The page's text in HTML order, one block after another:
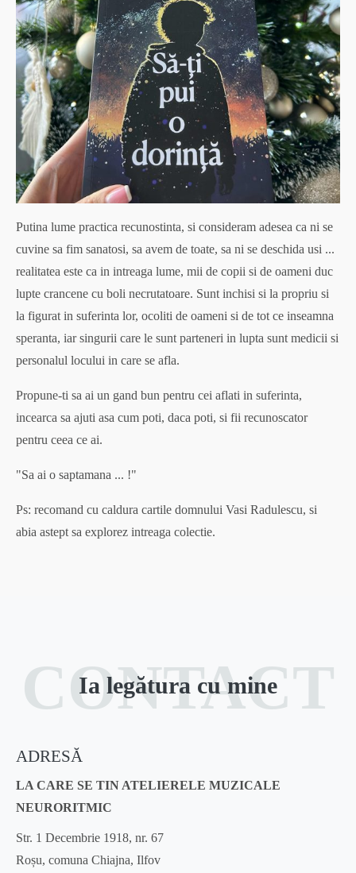
Putina lume practica recunostinta, si consideram adesea ca ni se
cuvine sa fim sanatosi, sa avem de toate, sa ni se deschida usi ...
realitatea este ca in intreaga lume, mii de copii si de oameni duc
lupte crancene cu boli necrutatoare. Sunt inchisi si la propriu si
la figurat in suferinta lor, ocoliti de oameni si de tot ce inseamna
speranta, iar singurii care le sunt parteneri in lupta sunt medicii si
personalul locului in care se afla.
Propune-ti sa ai un gand bun pentru cei aflati in suferinta,
incearca sa ajuti asa cum poti, daca poti, si fii recunoscator
pentru ceea ce ai.
"Sa ai o saptamana ... !"
Ps: recomand cu caldura cartile domnului Vasi Radulescu, si
abia astept sa explorez intreaga colectie.
CONTACT
Ia legătura cu mine
ADRESĂ
LA CARE SE TIN ATELIERELE MUZICALE
NEURORITMIC
Str. 1 Decembrie 1918, nr. 67
Roșu, comuna Chiajna, Ilfov